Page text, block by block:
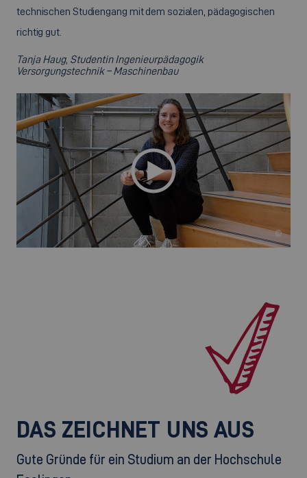
technischen Studiengang mit dem sozialen, pädagogischen
richtig gut.
Tanja Haug, Studentin Ingenieurpädagogik
Versorgungstechnik – Maschinenbau
©
DAS ZEICHNET UNS AUS
Gute Gründe für ein Studium an der Hochschule